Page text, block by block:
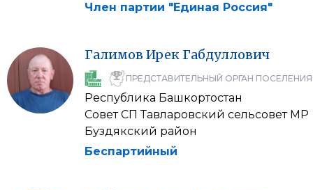
Член партии "Единая Россия"
Галимов Ирек Габдуллович
ПРЕДСТАВИТЕЛЬНЫЙ ОРГАН ПОСЕЛЕНИЯ
Республика Башкортостан
Совет СП Тавларовский сельсовет МР
Буздякский район
Беспартийный